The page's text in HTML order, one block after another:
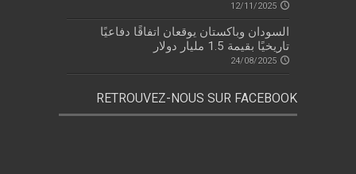
12/11/2025
السودان وباكستان يوقعان اتفاقًا دفاعيًا
تاريخيًا بقيمة 1.5 مليار دولار
24/08/2025
RETROUVEZ-NOUS SUR FACEBOOK